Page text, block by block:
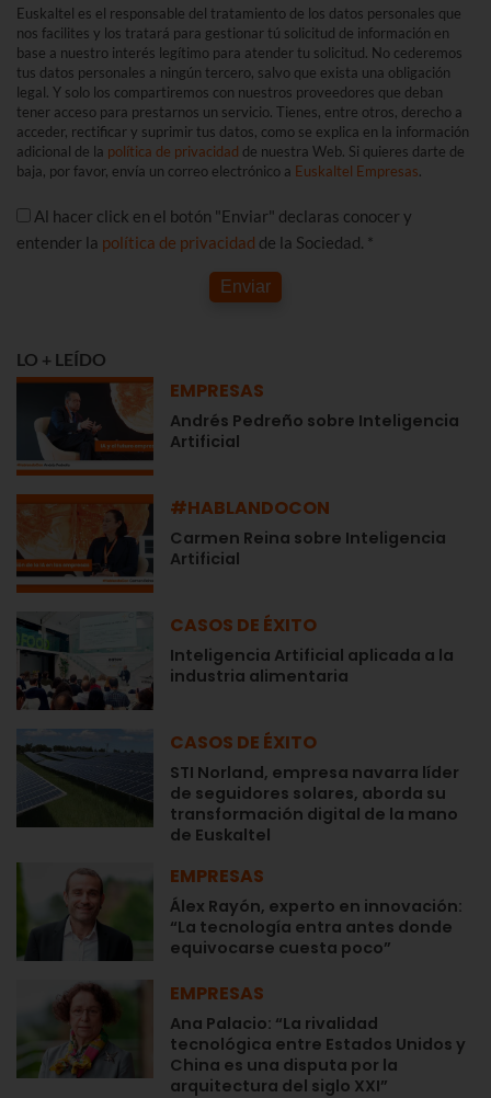
Euskaltel es el responsable del tratamiento de los datos personales que
nos facilites y los tratará para gestionar tú solicitud de información en
base a nuestro interés legítimo para atender tu solicitud. No cederemos
tus datos personales a ningún tercero, salvo que exista una obligación
legal. Y solo los compartiremos con nuestros proveedores que deban
tener acceso para prestarnos un servicio. Tienes, entre otros, derecho a
acceder, rectificar y suprimir tus datos, como se explica en la información
adicional de la política de privacidad de nuestra Web. Si quieres darte de
baja, por favor, envía un correo electrónico a Euskaltel Empresas.
Al hacer click en el botón "Enviar" declaras conocer y
entender la política de privacidad de la Sociedad. *
Enviar
LO + LEÍDO
EMPRESAS
Andrés Pedreño sobre Inteligencia
Artificial
#HABLANDOCON
Carmen Reina sobre Inteligencia
Artificial
CASOS DE ÉXITO
Inteligencia Artificial aplicada a la
industria alimentaria
CASOS DE ÉXITO
STI Norland, empresa navarra líder
de seguidores solares, aborda su
transformación digital de la mano
de Euskaltel
EMPRESAS
Álex Rayón, experto en innovación:
“La tecnología entra antes donde
equivocarse cuesta poco”
EMPRESAS
Ana Palacio: “La rivalidad
tecnológica entre Estados Unidos y
China es una disputa por la
arquitectura del siglo XXI”